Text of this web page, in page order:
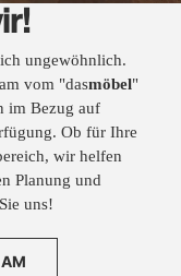
ungewöhnlich.
vom "dasmöbel"
im Bezug auf
Ob für Ihre
wir helfen
Planung und
uns!